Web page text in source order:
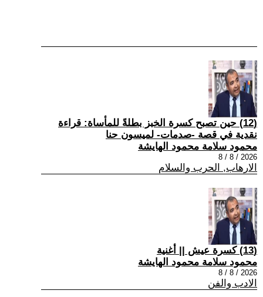
(12) حين تصبح كسرة الخبز بطلةً للمأساة: قراءة
نقدية في قصة -صدمات- لميسون حنا
محمود سلامة محمود الهايشة
2026 / 8 / 8
الارهاب, الحرب والسلام
(13) كسرة عيش || أغنية
محمود سلامة محمود الهايشة
2026 / 8 / 8
الادب والفن